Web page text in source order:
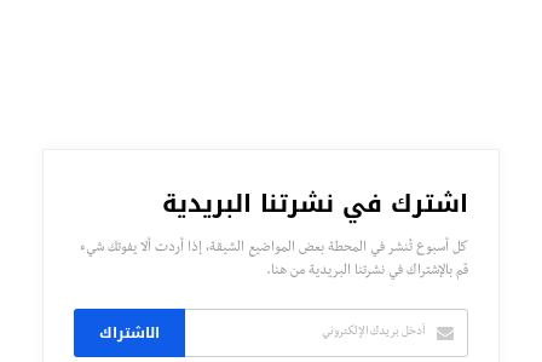
اشترك في نشرتنا البريدية
كل أسبوع تُنشر في المحطة بعض المواضيع الشيقة، إذا أردت ألا يفوتك شيء
قم بالإشتراك في نشرتنا البريدية من هنا.
الاشتراك